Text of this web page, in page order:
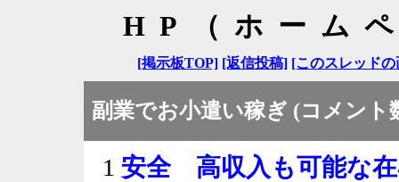
HP（ホーム
[掲示板TOP] [返信投稿] [このスレッド
副業でお小遣い稼ぎ (コメント
1 安全 高収入も可能な